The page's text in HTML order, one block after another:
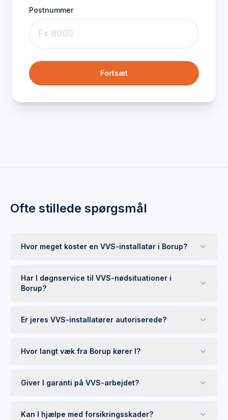
Postnummer
Fortsæt
Ofte stillede spørgsmål
Hvor meget koster en VVS-installatør i Borup?
Har I døgnservice til VVS-nødsituationer i
Borup?
Er jeres VVS-installatører autoriserede?
Hvor langt væk fra Borup kører I?
Giver I garanti på VVS-arbejdet?
Kan I hjælpe med forsikringsskader?